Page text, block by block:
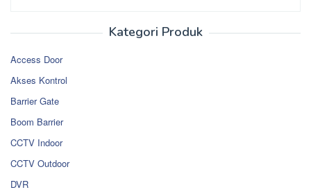
Kategori Produk
Access Door
Akses Kontrol
Barrier Gate
Boom Barrier
CCTV Indoor
CCTV Outdoor
DVR